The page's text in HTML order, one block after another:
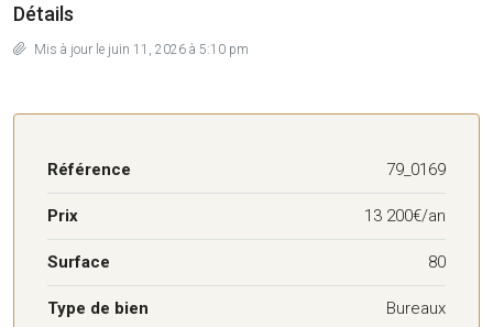
Détails
Mis à jour le juin 11, 2026 à 5:10 pm
Référence 79_0169
Prix 13 200€/an
Surface 80
Type de bien Bureaux